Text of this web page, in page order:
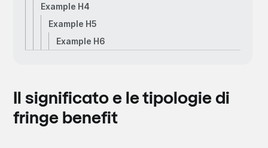
Example H4
Example H5
Example H6
Il significato e le tipologie di
fringe benefit